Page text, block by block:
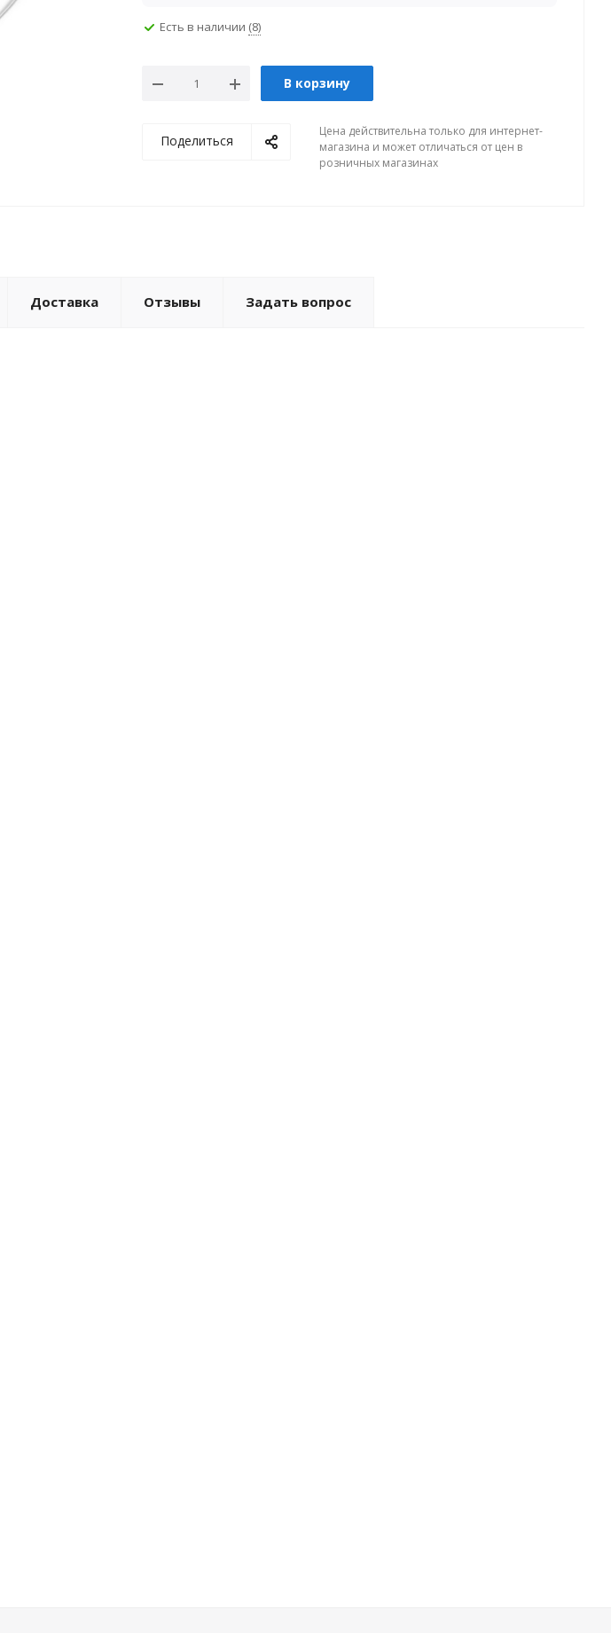
Есть в наличии (8)
В корзину
Поделиться
Цена действительна только для интернет-
магазина и может отличаться от цен в
розничных магазинах
Доставка Отзывы Задать вопрос